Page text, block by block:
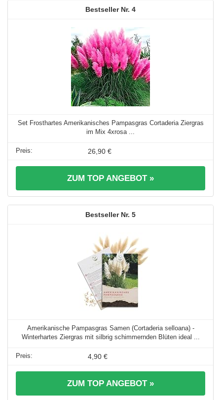
4
Set Frosthartes Amerikanisches Pampasgras Cortaderia Ziergras
im Mix 4xrosa ...
26,90 €
ZUM TOP ANGEBOT »
5
Amerikanische Pampasgras Samen (Cortaderia selloana) -
Winterhartes Ziergras mit silbrig schimmernden Blüten ideal ...
4,90 €
ZUM TOP ANGEBOT »